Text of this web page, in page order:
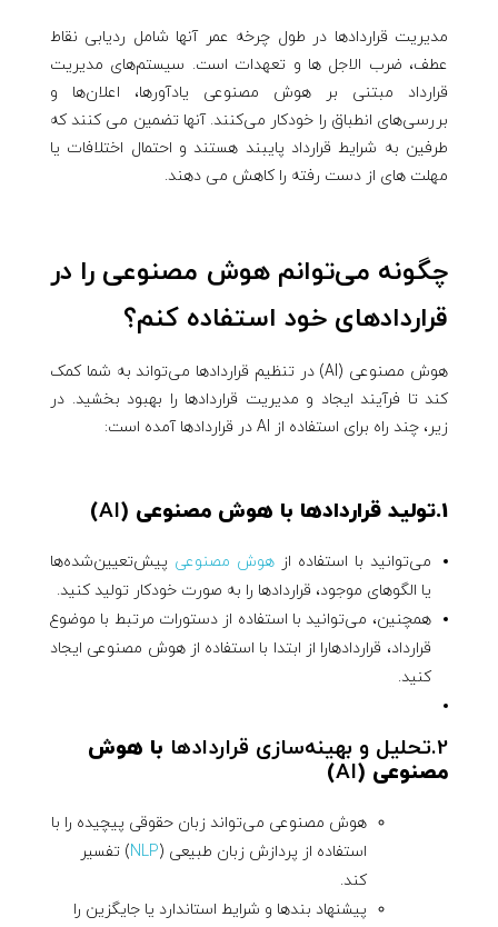
مدیریت قراردادها در طول چرخه عمر آنها شامل ردیابی نقاط
عطف، ضرب الاجل ها و تعهدات است. سیستم‌های مدیریت
قرارداد مبتنی بر هوش مصنوعی یادآورها، اعلان‌ها و
بررسی‌های انطباق را خودکار می‌کنند. آنها تضمین می کنند که
طرفین به شرایط قرارداد پایبند هستند و احتمال اختلافات یا
مهلت های از دست رفته را کاهش می دهند.
چگونه می‌توانم هوش مصنوعی را در
قراردادهای خود استفاده کنم؟
هوش مصنوعی (AI) در تنظیم قراردادها می‌تواند به شما کمک
کند تا فرآیند ایجاد و مدیریت قراردادها را بهبود بخشید. در
زیر، چند راه برای استفاده از AI در قراردادها آمده است:
1.تولید قراردادها با هوش مصنوعی ( AI
)
می‌توانید با استفاده ازهوش مصنوعی پیش‌تعیین‌شده‌ها
یا الگوهای موجود، قراردادها را به صورت خودکار تولید کنید.
همچنین، می‌توانید با استفاده از دستورات مرتبط با موضوع
قرارداد، قراردادهارا از ابتدا با استفاده از هوش مصنوعی ایجاد
کنید.
2.تحلیل و بهینه‌سازی قراردادها
با هوش
مصنوعی (AI
)
هوش مصنوعی می‌تواند زبان حقوقی پیچیده را با
استفاده از پردازش زبان طبیعی (NLP) تفسیر
کند.
پیشنهاد بندها و شرایط استاندارد یا جایگزین را